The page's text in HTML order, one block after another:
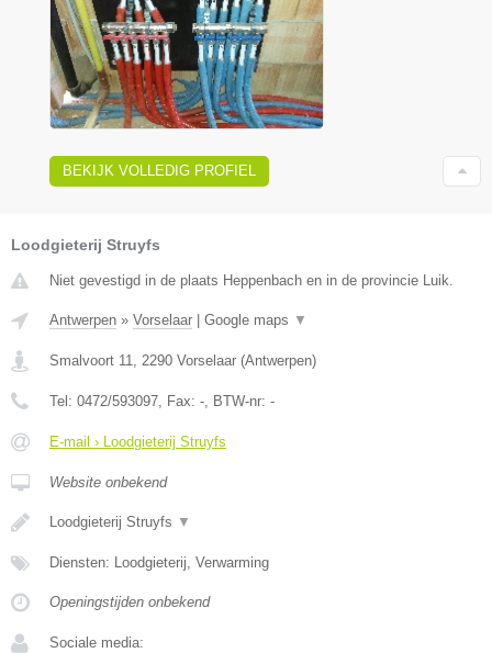
BEKIJK VOLLEDIG PROFIEL
Loodgieterij Struyfs
Niet gevestigd in de plaats Heppenbach en in de provincie Luik.
Antwerpen » Vorselaar Google maps ▼
Smalvoort 11, 2290 Vorselaar (Antwerpen)
Tel: 0472/593097, Fax: -, BTW-nr: -
E-mail › Loodgieterij Struyfs
Website onbekend
Loodgieterij Struyfs ▼
Diensten: Loodgieterij, Verwarming
Openingstijden onbekend
Sociale media: